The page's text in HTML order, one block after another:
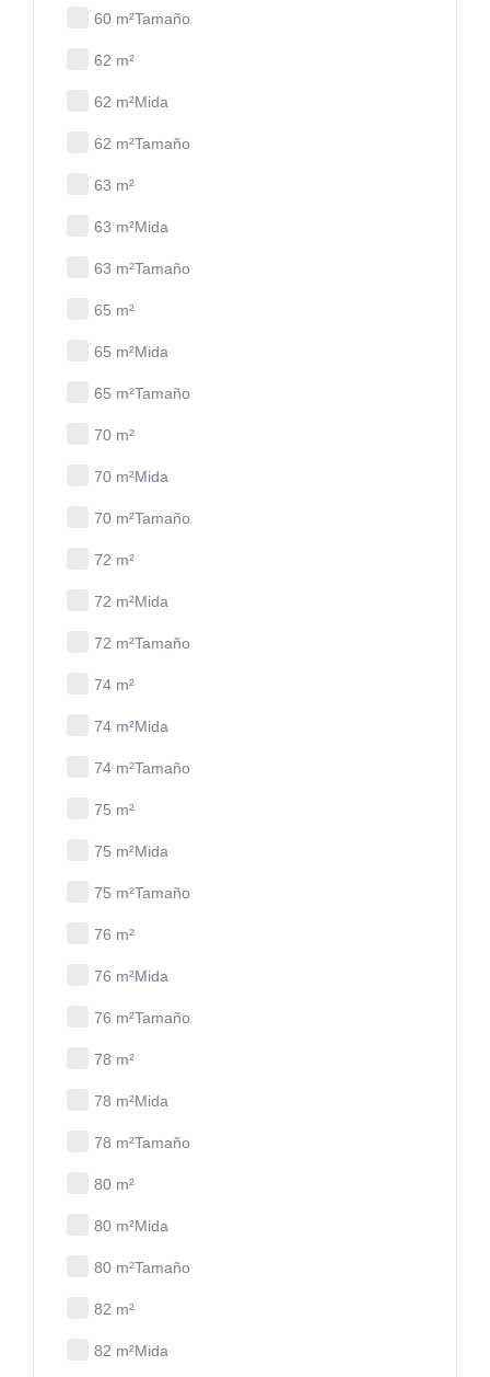
60 m²Tamaño
62 m²
62 m²Mida
62 m²Tamaño
63 m²
63 m²Mida
63 m²Tamaño
65 m²
65 m²Mida
65 m²Tamaño
70 m²
70 m²Mida
70 m²Tamaño
72 m²
72 m²Mida
72 m²Tamaño
74 m²
74 m²Mida
74 m²Tamaño
75 m²
75 m²Mida
75 m²Tamaño
76 m²
76 m²Mida
76 m²Tamaño
78 m²
78 m²Mida
78 m²Tamaño
80 m²
80 m²Mida
80 m²Tamaño
82 m²
82 m²Mida